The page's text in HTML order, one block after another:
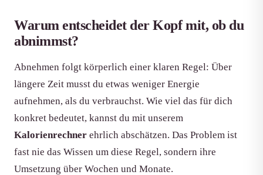
Warum entscheidet der Kopf mit, ob du
abnimmst?
Abnehmen folgt körperlich einer klaren Regel: Über
längere Zeit musst du etwas weniger Energie
aufnehmen, als du verbrauchst. Wie viel das für dich
konkret bedeutet, kannst du mit unserem
Kalorienrechner ehrlich abschätzen. Das Problem ist
fast nie das Wissen um diese Regel, sondern ihre
Umsetzung über Wochen und Monate.